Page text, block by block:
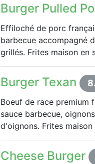
Burger Pulled
Effiloché de porc
barbecue accompagné
grillés. Frites maison en
Burger Texan
Boeuf de race premium
sauce barbecue,
d'oignons. Frites maison
Cheese Burger